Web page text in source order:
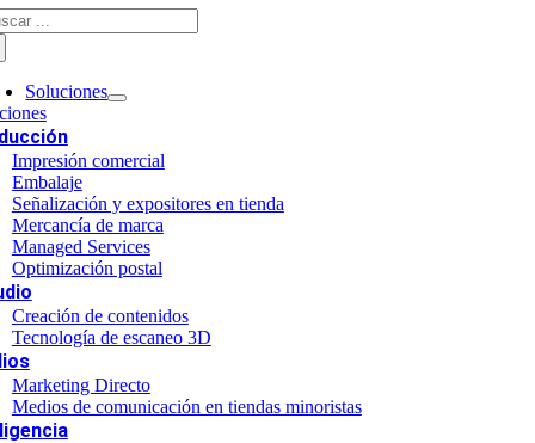
Soluciones
Impresión comercial
Embalaje
Señalización y expositores en tienda
Mercancía de marca
Managed Services
Optimización postal
Creación de contenidos
Tecnología de escaneo 3D
Marketing Directo
Medios de comunicación en tiendas minoristas